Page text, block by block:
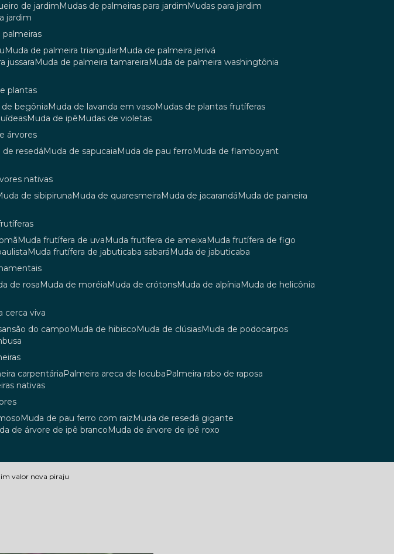
de jardim mudas de palmeiras para jardim
mudas para jardim
jardim
palmeiras
muda de palmeira triangular
muda de palmeira jerivá
jussara muda de palmeira tamareira
muda de palmeira washingtônia
plantas
de begônia muda de lavanda em vaso
mudas de plantas frutíferas
muda de ipê
mudas de violetas
árvores
de resedá muda de sapucaia muda de pau ferro
muda de flamboyant
nativas
muda de sibipiruna muda de quaresmeira muda de jacarandá
muda de paineira
frutíferas
muda frutífera de uva muda frutífera de ameixa
muda frutífera de figo
muda frutífera de jabuticaba sabará
muda de jabuticaba
de rosa muda de moréia muda de crótons muda de alpínia
muda de helicônia
cerca viva
sansão do campo muda de hibisco muda de clúsias
muda de podocarpos
carpentária palmeira areca de locuba
palmeira rabo de raposa
nativas
muda de pau ferro com raiz
muda de resedá gigante
de árvore de ipê branco
muda de árvore de ipê roxo
valor nova piraju